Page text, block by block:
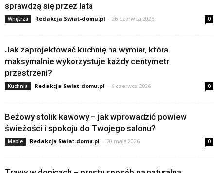
sprawdzą się przez lata
Wnętrza Redakcja Swiat-domu.pl - 26 czerwca 2026 0
Jak zaprojektować kuchnię na wymiar, która
maksymalnie wykorzystuje każdy centymetr
przestrzeni?
Kuchnia Redakcja Swiat-domu.pl - 6 czerwca 2026 0
Beżowy stolik kawowy – jak wprowadzić powiew
świeżości i spokoju do Twojego salonu?
Meble Redakcja Swiat-domu.pl - 20 maja 2026 0